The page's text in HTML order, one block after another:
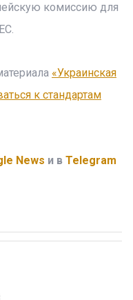
комиссию для
«Украинская
к стандартам
News и в Telegram